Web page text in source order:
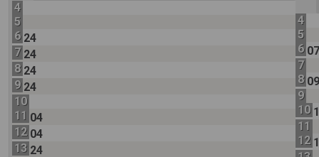
4
5
6 24
7 24
8 24
9 24
10
11 04
12 04
13 24
4
5
6
7
8
9
10
11
12